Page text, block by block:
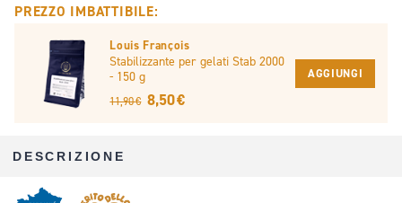
PREZZO IMBATTIBILE:
Louis François
Stabilizzante per gelati Stab 2000
- 150 g
11,90 € 8,50 €
AGGIUNGI
DESCRIZIONE